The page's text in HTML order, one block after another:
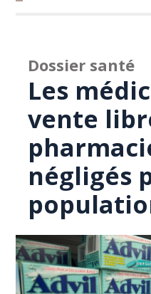
Dossier santé
Les
vente
négligés